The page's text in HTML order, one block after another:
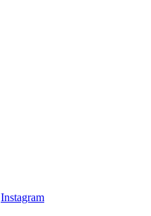
Instagram